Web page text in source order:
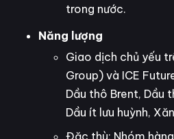
trong nước.
Năng lượng
Giao dịch chủ yếu
Group) và ICE
Dầu thô Brent, Dầu
Dầu ít lưu huỳnh,
Đặc thù: Nhóm